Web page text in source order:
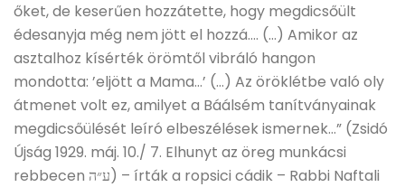
őket, de keserűen hozzátette, hogy megdicsőült
édesanyja még nem jött el hozzá…. (…) Amikor az
asztalhoz kísérték örömtől vibráló hangon
mondotta: ’eljött a Mama…’ (…) Az öröklétbe való oly
átmenet volt ez, amilyet a Báálsém tanítványainak
megdicsőülését leíró elbeszélések ismernek…” (Zsidó
Újság 1929. máj. 10./ 7. Elhunyt az öreg munkácsi
rebbecen ע״ה) – írták a ropsici cádik – Rabbi Naftali